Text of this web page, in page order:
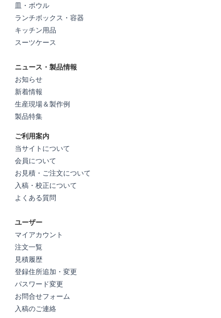
皿・ボウル
ランチボックス・容器
キッチン用品
スーツケース
ニュース・製品情報
お知らせ
新着情報
生産現場＆製作例
製品特集
ご利用案内
当サイトについて
会員について
お見積・ご注文について
入稿・校正について
よくある質問
ユーザー
マイアカウント
注文一覧
見積履歴
登録住所追加・変更
パスワード変更
お問合せフォーム
入稿のご連絡